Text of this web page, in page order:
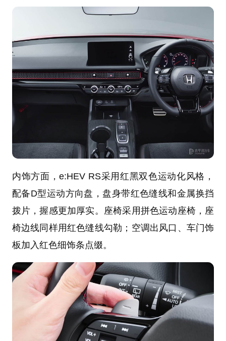
内饰方面，e:HEV RS采用红黑双色运动化风格，
配备D型运动方向盘，盘身带红色缝线和金属换挡
拨片，握感更加厚实。座椅采用拼色运动座椅，座
椅边线同样用红色缝线勾勒；空调出风口、车门饰
板加入红色细饰条点缀。